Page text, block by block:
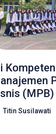
Titin Susilawati